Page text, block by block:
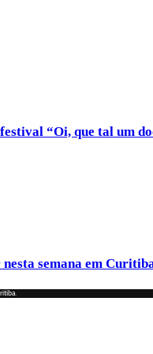
“Oi, que tal um
semana em